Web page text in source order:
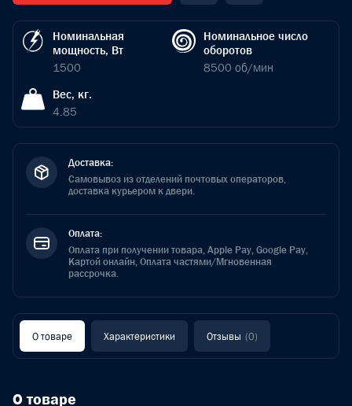
Номинальная
мощность, Вт
1500
Номинальное число
оборотов
8500 об/мин
Вес, кг.
4.85
Доставка:
Самовывоз из отделений почтовых операторов,
доставка курьером к двери.
Оплата:
Оплата при получении товара, Apple Pay, Google Pay,
Картой онлайн, Оплата частями/Мгновенная
рассрочка.
О товаре Характеристики Отзывы (0)
О товаре